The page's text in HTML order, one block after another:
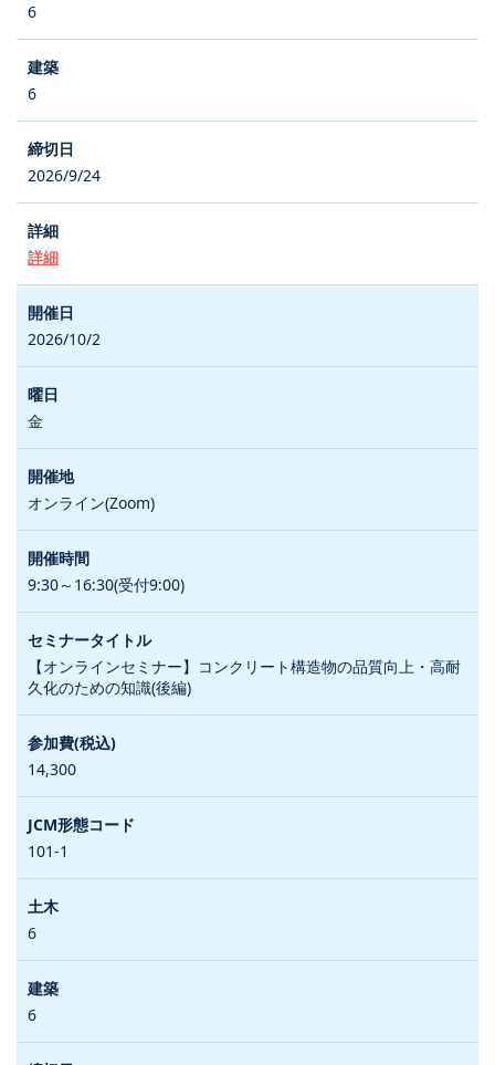
6
6
2026/9/24
詳細
2026/10/2
金
オンライン(Zoom)
9:30～16:30(受付9:00)
【オンラインセミナー】コンクリート構造物の品質向上・高耐
久化のための知識(後編)
14,300
101-1
6
6